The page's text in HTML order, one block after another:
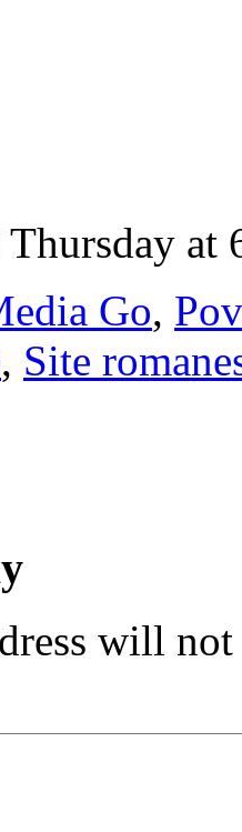
at
Go,
, Site
will